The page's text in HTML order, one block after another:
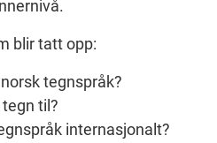
blir tatt opp:
tegnspråk?
til?
internasjonalt?